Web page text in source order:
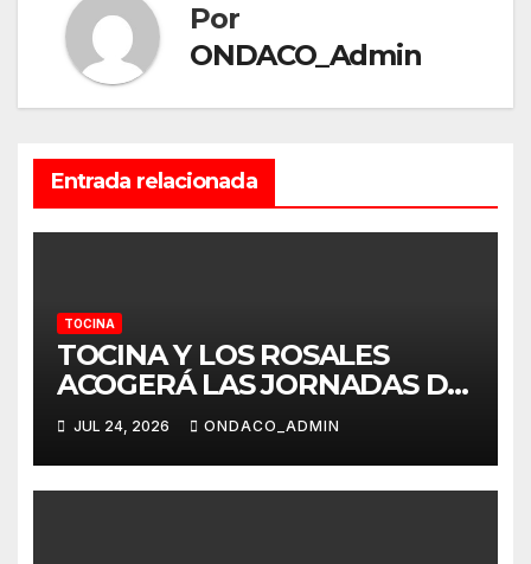
Por
ONDACO_Admin
Entrada relacionada
TOCINA
TOCINA Y LOS ROSALES
ACOGERÁ LAS JORNADAS DE
HISTORIA DE LA PROVINCIA
POR EL CENTENARIO DE LA
AZUCARERA
JUL 24, 2026 ONDACO_ADMIN